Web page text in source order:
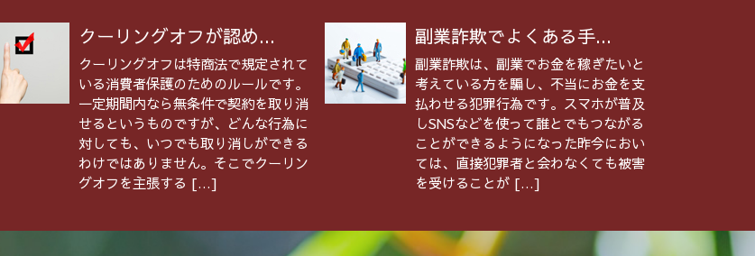
クーリングオフが認め...
クーリングオフは特商法で規定されて
いる消費者保護のためのルールです。
一定期間内なら無条件で契約を取り消
せるというものですが、どんな行為に
対しても、いつでも取り消しができる
わけではありません。そこでクーリン
グオフを主張する […]
副業詐欺でよくある手...
副業詐欺は、副業でお金を稼ぎたいと
考えている方を騙し、不当にお金を支
払わせる犯罪行為です。スマホが普及
しSNSなどを使って誰とでもつながる
ことができるようになった昨今におい
ては、直接犯罪者と会わなくても被害
を受けることが […]